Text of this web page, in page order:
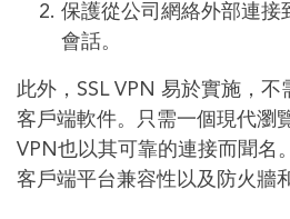
保護從公司網絡外部連接
會話。
此外，SSL VPN 易於實施，
客戶端軟件。只需一個現代瀏
VPN也以其可靠的連接而聞名
客戶端平台兼容性以及防火牆